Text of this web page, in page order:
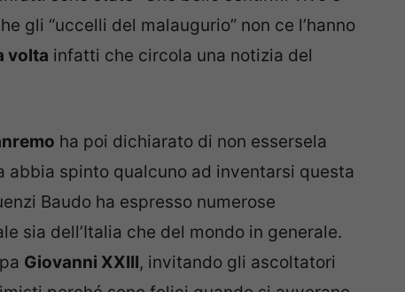
gli “uccelli del malaugurio” non ce l’hanno
volta infatti che circola una notizia del
ha poi dichiarato di non essersela
abbia spinto qualcuno ad inventarsi questa
Baudo ha espresso numerose
sia dell’Italia che del mondo in generale.
Giovanni XXIII , invitando gli ascoltatori
perché sono felici quando si avverano